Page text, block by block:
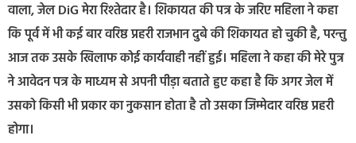
वाला, जेल DiG मेरा रिश्तेदार है। शिकायत की पत्र के जरिए महिला ने कहा
कि पूर्व में भी कई बार वरिष्ठ प्रहरी राजभान दुबे की शिकायत हो चुकी है, परन्तु
आज तक उसके खिलाफ कोई कार्यवाही नहीं हुई। महिला ने कहा की मेरे पुत्र
ने आवेदन पत्र के माध्यम से अपनी पीड़ा बताते हुए कहा है कि अगर जेल में
उसको किसी भी प्रकार का नुकसान होता है तो उसका जिम्मेदार वरिष्ठ प्रहरी
होगा।